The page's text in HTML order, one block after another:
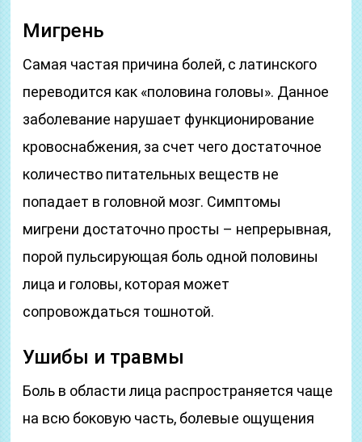
Мигрень
Самая частая причина болей, с латинского
переводится как «половина головы». Данное
заболевание нарушает функционирование
кровоснабжения, за счет чего достаточное
количество питательных веществ не
попадает в головной мозг. Симптомы
мигрени достаточно просты – непрерывная,
порой пульсирующая боль одной половины
лица и головы, которая может
сопровождаться тошнотой.
Ушибы и травмы
Боль в области лица распространяется чаще
на всю боковую часть, болевые ощущения